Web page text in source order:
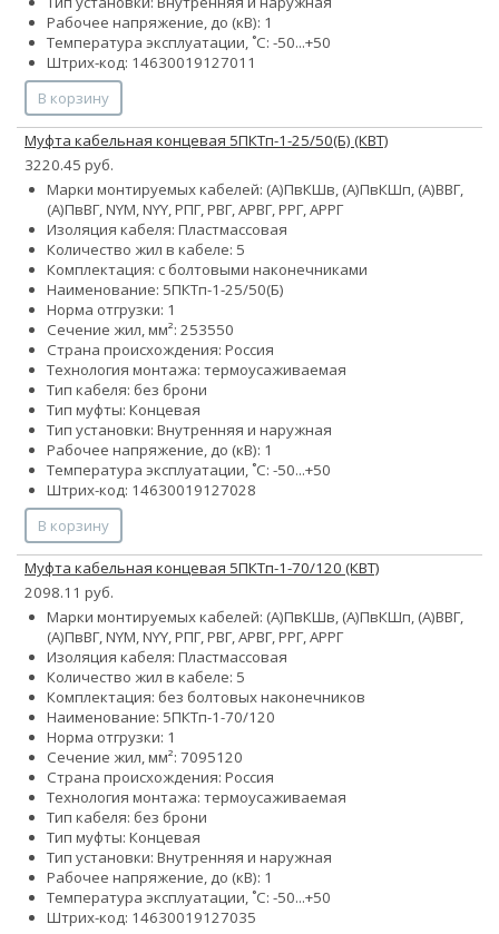
Рабочее напряжение, до (кВ): 1
Температура эксплуатации, ˚С: -50...+50
Штрих-код: 14630019127011
В корзину
Муфта кабельная концевая 5ПКТп-1-25/50(Б) (КВТ)
3220.45 руб.
Марки монтируемых кабелей: (А)ПвКШв, (А)ПвКШп, (А)ВВГ,
(А)ПвВГ, NYM, NYY, РПГ, РВГ, АРВГ, РРГ, АРРГ
Изоляция кабеля: Пластмассовая
Количество жил в кабеле: 5
Комплектация: с болтовыми наконечниками
Наименование: 5ПКТп-1-25/50(Б)
Норма отгрузки: 1
Сечение жил, мм²: 253550
Страна происхождения: Россия
Технология монтажа: термоусаживаемая
Тип кабеля: без брони
Тип муфты: Концевая
Тип установки: Внутренняя и наружная
Рабочее напряжение, до (кВ): 1
Температура эксплуатации, ˚С: -50...+50
Штрих-код: 14630019127028
В корзину
Муфта кабельная концевая 5ПКТп-1-70/120 (КВТ)
2098.11 руб.
Марки монтируемых кабелей: (А)ПвКШв, (А)ПвКШп, (А)ВВГ,
(А)ПвВГ, NYM, NYY, РПГ, РВГ, АРВГ, РРГ, АРРГ
Изоляция кабеля: Пластмассовая
Количество жил в кабеле: 5
Комплектация: без болтовых наконечников
Наименование: 5ПКТп-1-70/120
Норма отгрузки: 1
Сечение жил, мм²: 7095120
Страна происхождения: Россия
Технология монтажа: термоусаживаемая
Тип кабеля: без брони
Тип муфты: Концевая
Тип установки: Внутренняя и наружная
Рабочее напряжение, до (кВ): 1
Температура эксплуатации, ˚С: -50...+50
Штрих-код: 14630019127035